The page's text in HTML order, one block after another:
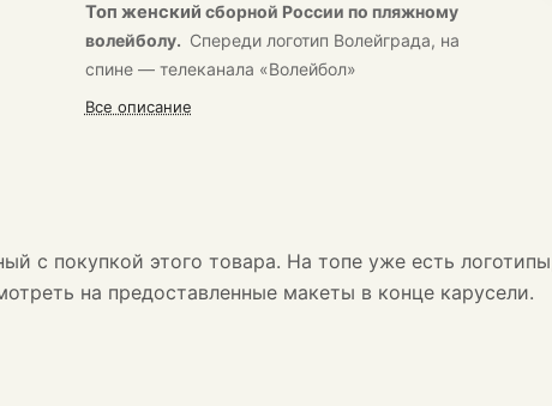
Топ женский сборной России по пляжному
волейболу. Спереди логотип Волейграда, на
спине — телеканала «Волейбол»
Все описание
с покупкой этого товара. На топе уже есть
на предоставленные макеты в конце карусели.